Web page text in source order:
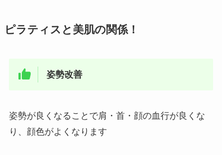
ピラティスと美肌の関係！
姿勢改善
姿勢が良くなることで肩・首・顔の血行が良くな
り、顔色がよくなります